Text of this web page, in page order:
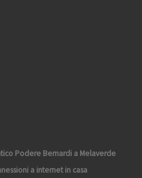
Podere Bernardi a Melaverde
a internet in casa